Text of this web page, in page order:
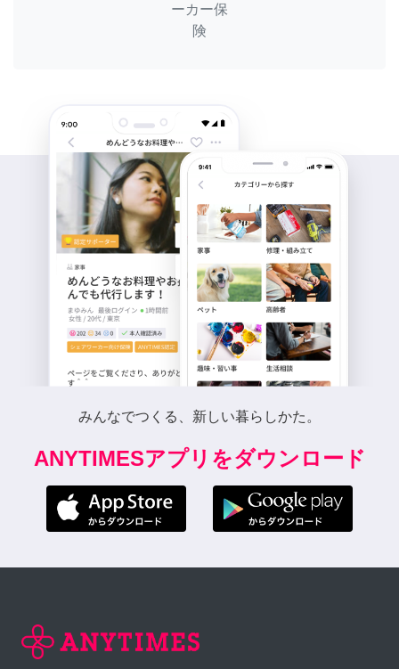
ーカー保
険
みんなでつくる、新しい暮らしかた。
ANYTIMESアプリをダウンロード